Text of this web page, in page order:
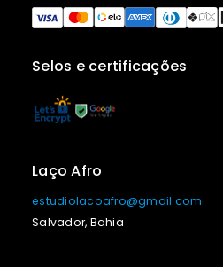
Selos e certificações
Laço Afro
estudiolacoafro@gmail.com
Salvador, Bahia